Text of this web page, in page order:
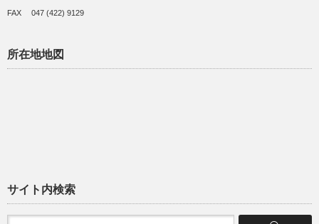
FAX 047 (422) 9129
所在地地図
サイト内検索